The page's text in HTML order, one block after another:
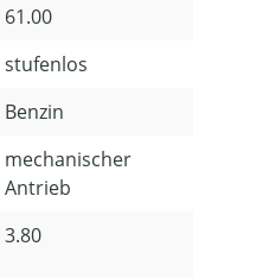
61.00
stufenlos
Benzin
mechanischer
Antrieb
3.80